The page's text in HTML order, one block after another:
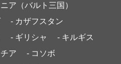
ア（バルト三国）
- カザフスタン
- ギリシャ
- キルギス
ア
- コソボ